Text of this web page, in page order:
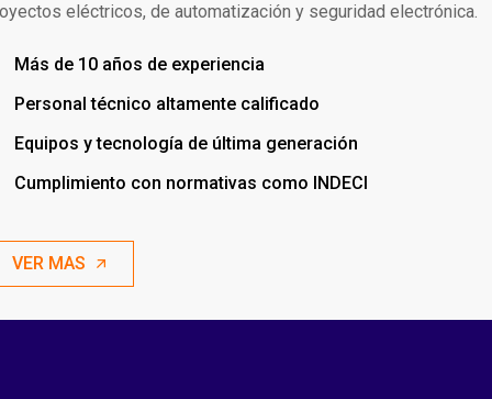
eléctricos, de automatización y seguridad electrónica.
Más de 10 años de experiencia
Personal técnico altamente calificado
Equipos y tecnología de última generación
Cumplimiento con normativas como INDECI
VER MAS